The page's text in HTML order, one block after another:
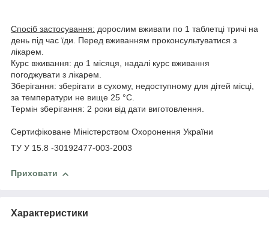
Спосіб застосування: дорослим вживати по 1 таблетці тричі на
день під час їди. Перед вживанням проконсультуватися з
лікарем.
Курс вживання: до 1 місяця, надалі курс вживання
погоджувати з лікарем.
Зберігання: зберігати в сухому, недоступному для дітей місці,
за температури не вище 25 °C.
Термін зберігання: 2 роки від дати виготовлення.
Сертифіковане Міністерством Охоронення України
ТУ У 15.8 -30192477-003-2003
Приховати
Характеристики